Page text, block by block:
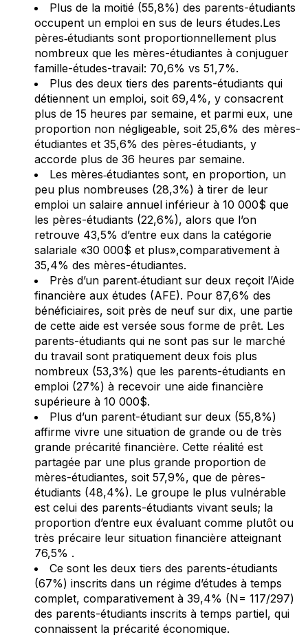
Plus de la moitié (55,8%) des parents-étudiants
occupent un emploi en sus de leurs études.Les
pères‐étudiants sont proportionnellement plus
nombreux que les mères-étudiantes à conjuguer
famille-études-travail: 70,6% vs 51,7%.
Plus des deux tiers des parents-étudiants qui
détiennent un emploi, soit 69,4%, y consacrent
plus de 15 heures par semaine, et parmi eux, une
proportion non négligeable, soit 25,6% des mères-
étudiantes et 35,6% des pères-étudiants, y
accorde plus de 36 heures par semaine.
Les mères‐étudiantes sont, en proportion, un
peu plus nombreuses (28,3%) à tirer de leur
emploi un salaire annuel inférieur à 10 000$ que
les pères-étudiants (22,6%), alors que l’on
retrouve 43,5% d’entre eux dans la catégorie
salariale «30 000$ et plus»,comparativement à
35,4% des mères-étudiantes.
Près d’un parent‐étudiant sur deux reçoit l’Aide
financière aux études (AFE). Pour 87,6% des
bénéficiaires, soit près de neuf sur dix, une partie
de cette aide est versée sous forme de prêt. Les
parents-étudiants qui ne sont pas sur le marché
du travail sont pratiquement deux fois plus
nombreux (53,3%) que les parents-étudiants en
emploi (27%) à recevoir une aide financière
supérieure à 10 000$.
Plus d’un parent-étudiant sur deux (55,8%)
affirme vivre une situation de grande ou de très
grande précarité financière. Cette réalité est
partagée par une plus grande proportion de
mères-étudiantes, soit 57,9%, que de pères-
étudiants (48,4%). Le groupe le plus vulnérable
est celui des parents-étudiants vivant seuls; la
proportion d’entre eux évaluant comme plutôt ou
très précaire leur situation financière atteignant
76,5% .
Ce sont les deux tiers des parents-étudiants
(67%) inscrits dans un régime d’études à temps
complet, comparativement à 39,4% (N= 117/297)
des parents-étudiants inscrits à temps partiel, qui
connaissent la précarité économique.